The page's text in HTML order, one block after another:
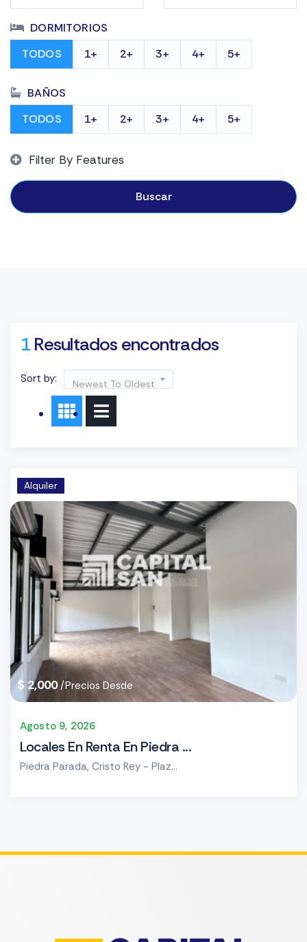
DORMITORIOS
TODOS
1+ 2+ 3+ 4+ 5+
BAÑOS
TODOS
1+ 2+ 3+ 4+ 5+
Filter By Features
Buscar
1 Resultados encontrados
Sort by: Newest To Oldest
Alquiler
$ 2,000/Precios Desde
Agosto 9, 2026
Locales En Renta En Piedra ...
Piedra Parada, Cristo Rey - Plaz...